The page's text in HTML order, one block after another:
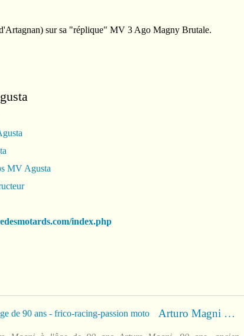
sur sa "réplique" MV 3 Ago Magny Brutale.
MV Agusta
index.php
Arturo Magni diparait à l'âge de 90 ans - frico-racing-passion moto